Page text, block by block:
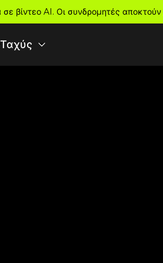
βίντεο AI. Οι συνδρομητές αποκτούν
Ταχύς